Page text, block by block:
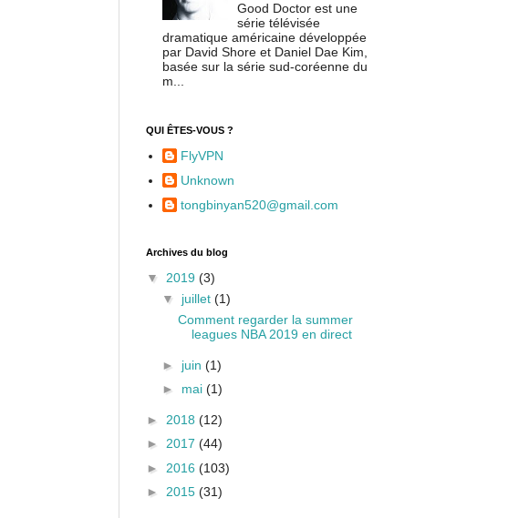
Good Doctor est une
série télévisée
dramatique américaine développée
par David Shore et Daniel Dae Kim,
basée sur la série sud-coréenne du
m...
QUI ÊTES-VOUS ?
FlyVPN
Unknown
tongbinyan520@gmail.com
Archives du blog
▼ 2019 (3)
▼ juillet (1)
Comment regarder la summer
leagues NBA 2019 en direct
► juin (1)
► mai (1)
► 2018 (12)
► 2017 (44)
► 2016 (103)
► 2015 (31)